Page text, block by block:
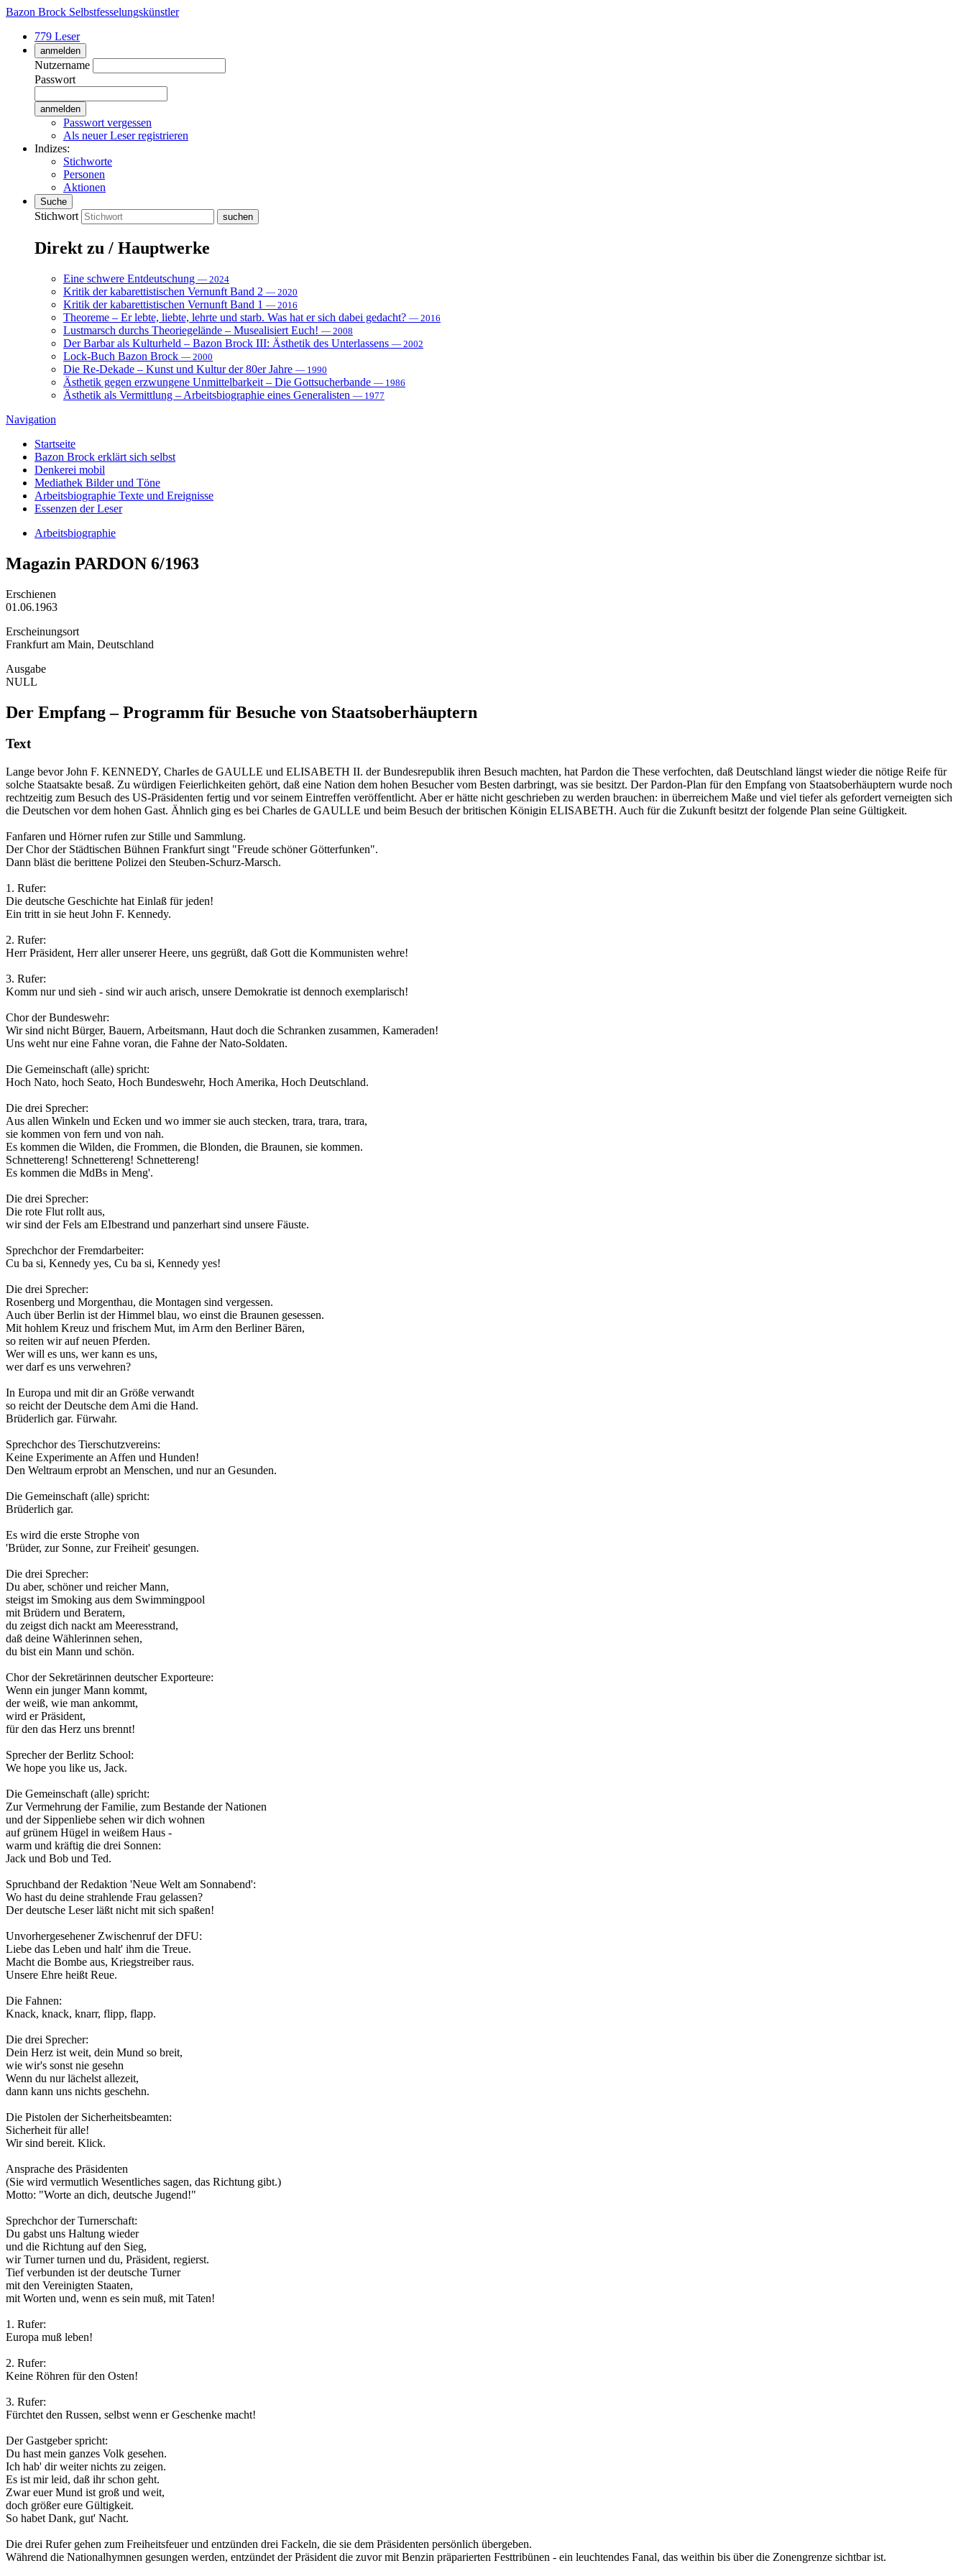
Bazon Brock Selbstfesselungskünstler
779 Leser
anmelden
Nutzername
Passwort
Passwort vergessen
Als neuer Leser registrieren
Indizes:
Stichworte
Personen
Aktionen
Suche
Stichwort
Direkt zu / Hauptwerke
Eine schwere Entdeutschung — 2024
Kritik der kabarettistischen Vernunft Band 2 — 2020
Kritik der kabarettistischen Vernunft Band 1 — 2016
Theoreme – Er lebte, liebte, lehrte und starb. Was hat er sich dabei gedacht? — 2016
Lustmarsch durchs Theoriegelände – Musealisiert Euch! — 2008
Der Barbar als Kulturheld – Bazon Brock III: Ästhetik des Unterlassens — 2002
Lock-Buch Bazon Brock — 2000
Die Re-Dekade – Kunst und Kultur der 80er Jahre — 1990
Ästhetik gegen erzwungene Unmittelbarkeit – Die Gottsucherbande — 1986
Ästhetik als Vermittlung – Arbeitsbiographie eines Generalisten — 1977
Navigation
Startseite
Bazon Brock erklärt sich selbst
Denkerei mobil
Mediathek Bilder und Töne
Arbeitsbiographie Texte und Ereignisse
Essenzen der Leser
Arbeitsbiographie
Magazin PARDON 6/1963
Erschienen
01.06.1963
Erscheinungsort
Frankfurt am Main, Deutschland
Ausgabe
NULL
Der Empfang – Programm für Besuche von Staatsoberhäuptern
Text
Lange bevor John F. KENNEDY, CharIes de GAULLE und ELISABETH II. der Bundesrepublik ihren Besuch machten, hat Pardon die These verfochten, daß Deutschland längst wieder die nötige Reife für
solche Staatsakte besaß. Zu würdigen Feierlichkeiten gehört, daß eine Nation dem hohen Besucher vom Besten darbringt, was sie besitzt. Der Pardon-Plan für den Empfang von Staatsoberhäuptern wurde noch
rechtzeitig zum Besuch des US-Präsidenten fertig und vor seinem Eintreffen veröffentlicht. Aber er hätte nicht geschrieben zu werden brauchen: in überreichem Maße und viel tiefer als gefordert verneigten sich
die Deutschen vor dem hohen Gast. Ähnlich ging es bei Charles de GAULLE und beim Besuch der britischen Königin ELISABETH. Auch für die Zukunft besitzt der folgende Plan seine Gültigkeit.
Fanfaren und Hörner rufen zur Stille und Sammlung.
Der Chor der Städtischen Bühnen Frankfurt singt "Freude schöner Götterfunken".
Dann bläst die berittene Polizei den Steuben-Schurz-Marsch.
1. Rufer:
Die deutsche Geschichte hat Einlaß für jeden!
Ein tritt in sie heut John F. Kennedy.
2. Rufer:
Herr Präsident, Herr aller unserer Heere, uns gegrüßt, daß Gott die Kommunisten wehre!
3. Rufer:
Komm nur und sieh - sind wir auch arisch, unsere Demokratie ist dennoch exemplarisch!
Chor der Bundeswehr:
Wir sind nicht Bürger, Bauern, Arbeitsmann, Haut doch die Schranken zusammen, Kameraden!
Uns weht nur eine Fahne voran, die Fahne der Nato-Soldaten.
Die Gemeinschaft (alle) spricht:
Hoch Nato, hoch Seato, Hoch Bundeswehr, Hoch Amerika, Hoch Deutschland.
Die drei Sprecher:
Aus allen Winkeln und Ecken und wo immer sie auch stecken, trara, trara, trara,
sie kommen von fern und von nah.
Es kommen die Wilden, die Frommen, die Blonden, die Braunen, sie kommen.
Schnettereng! Schnettereng! Schnettereng!
Es kommen die MdBs in Meng'.
Die drei Sprecher:
Die rote Flut rollt aus,
wir sind der Fels am EIbestrand und panzerhart sind unsere Fäuste.
Sprechchor der Fremdarbeiter:
Cu ba si, Kennedy yes, Cu ba si, Kennedy yes!
Die drei Sprecher:
Rosenberg und Morgenthau, die Montagen sind vergessen.
Auch über Berlin ist der Himmel blau, wo einst die Braunen gesessen.
Mit hohlem Kreuz und frischem Mut, im Arm den Berliner Bären,
so reiten wir auf neuen Pferden.
Wer will es uns, wer kann es uns,
wer darf es uns verwehren?
In Europa und mit dir an Größe verwandt
so reicht der Deutsche dem Ami die Hand.
Brüderlich gar. Fürwahr.
Sprechchor des Tierschutzvereins:
Keine Experimente an Affen und Hunden!
Den Weltraum erprobt an Menschen, und nur an Gesunden.
Die Gemeinschaft (alle) spricht:
Brüderlich gar.
Es wird die erste Strophe von
'Brüder, zur Sonne, zur Freiheit' gesungen.
Die drei Sprecher:
Du aber, schöner und reicher Mann,
steigst im Smoking aus dem Swimmingpool
mit Brüdern und Beratern,
du zeigst dich nackt am Meeresstrand,
daß deine Wählerinnen sehen,
du bist ein Mann und schön.
Chor der Sekretärinnen deutscher Exporteure:
Wenn ein junger Mann kommt,
der weiß, wie man ankommt,
wird er Präsident,
für den das Herz uns brennt!
Sprecher der Berlitz School:
We hope you like us, Jack.
Die Gemeinschaft (alle) spricht:
Zur Vermehrung der Familie, zum Bestande der Nationen
und der Sippenliebe sehen wir dich wohnen
auf grünem Hügel in weißem Haus -
warm und kräftig die drei Sonnen:
Jack und Bob und Ted.
Spruchband der Redaktion 'Neue Welt am Sonnabend':
Wo hast du deine strahlende Frau gelassen?
Der deutsche Leser läßt nicht mit sich spaßen!
Unvorhergesehener Zwischenruf der DFU:
Liebe das Leben und halt' ihm die Treue.
Macht die Bombe aus, Kriegstreiber raus.
Unsere Ehre heißt Reue.
Die Fahnen:
Knack, knack, knarr, flipp, flapp.
Die drei Sprecher:
Dein Herz ist weit, dein Mund so breit,
wie wir's sonst nie gesehn
Wenn du nur lächelst allezeit,
dann kann uns nichts geschehn.
Die Pistolen der Sicherheitsbeamten:
Sicherheit für alle!
Wir sind bereit. Klick.
Ansprache des Präsidenten
(Sie wird vermutlich Wesentliches sagen, das Richtung gibt.)
Motto: "Worte an dich, deutsche Jugend!"
Sprechchor der Turnerschaft:
Du gabst uns Haltung wieder
und die Richtung auf den Sieg,
wir Turner turnen und du, Präsident, regierst.
Tief verbunden ist der deutsche Turner
mit den Vereinigten Staaten,
mit Worten und, wenn es sein muß, mit Taten!
1. Rufer:
Europa muß leben!
2. Rufer:
Keine Röhren für den Osten!
3. Rufer:
Fürchtet den Russen, selbst wenn er Geschenke macht!
Der Gastgeber spricht:
Du hast mein ganzes Volk gesehen.
Ich hab' dir weiter nichts zu zeigen.
Es ist mir leid, daß ihr schon geht.
Zwar euer Mund ist groß und weit,
doch größer eure Gültigkeit.
So habet Dank, gut' Nacht.
Die drei Rufer gehen zum Freiheitsfeuer und entzünden drei Fackeln, die sie dem Präsidenten persönlich übergeben.
Während die Nationalhymnen gesungen werden, entzündet der Präsident die zuvor mit Benzin präparierten Festtribünen - ein leuchtendes Fanal, das weithin bis über die Zonengrenze sichtbar ist.